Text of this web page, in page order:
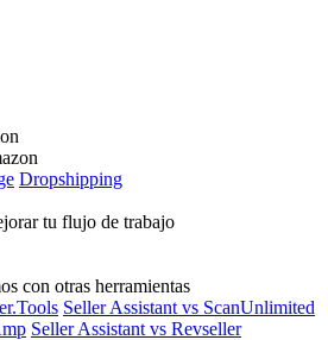
Dropshipping
tu flujo de trabajo
con otras herramientas
Seller Assistant vs ScanUnlimited
Seller Assistant vs Revseller